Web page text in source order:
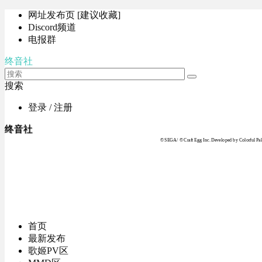
网址发布页 [建议收藏]
Discord频道
电报群
终音社
搜索
登录 / 注册
终音社
© SEGA / © Craft Egg Inc. Developed by Colorful
首页
最新发布
歌姬PV区